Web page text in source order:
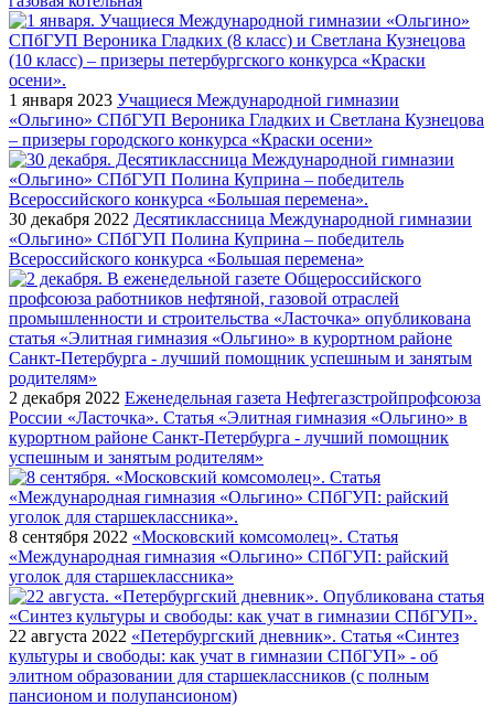
1 января 2023 Учащиеся Международной гимназии
«Ольгино» СПбГУП Вероника Гладких и Светлана Кузнецова
– призеры городского конкурса «Краски осени»
30 декабря 2022 Десятиклассница Международной гимназии
«Ольгино» СПбГУП Полина Куприна – победитель
Всероссийского конкурса «Большая перемена»
2 декабря 2022 Еженедельная газета Нефтегазстройпрофсоюза
России «Ласточка». Статья «Элитная гимназия «Ольгино» в
курортном районе Санкт-Петербурга - лучший помощник
успешным и занятым родителям»
8 сентября 2022 «Московский комсомолец». Статья
«Международная гимназия «Ольгино» СПбГУП: райский
уголок для старшеклассника»
22 августа 2022 «Петербургский дневник». Статья «Синтез
культуры и свободы: как учат в гимназии СПбГУП» - об
элитном образовании для старшеклассников (с полным
пансионом и полупансионом)